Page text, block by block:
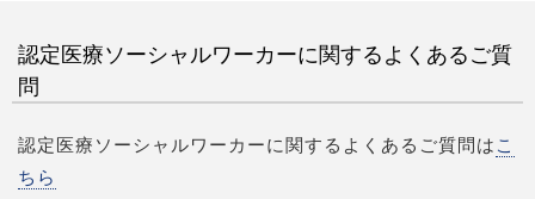
認定医療ソーシャルワーカーに関するよくあるご質
問
認定医療ソーシャルワーカーに関するよくあるご質問はこ
ちら